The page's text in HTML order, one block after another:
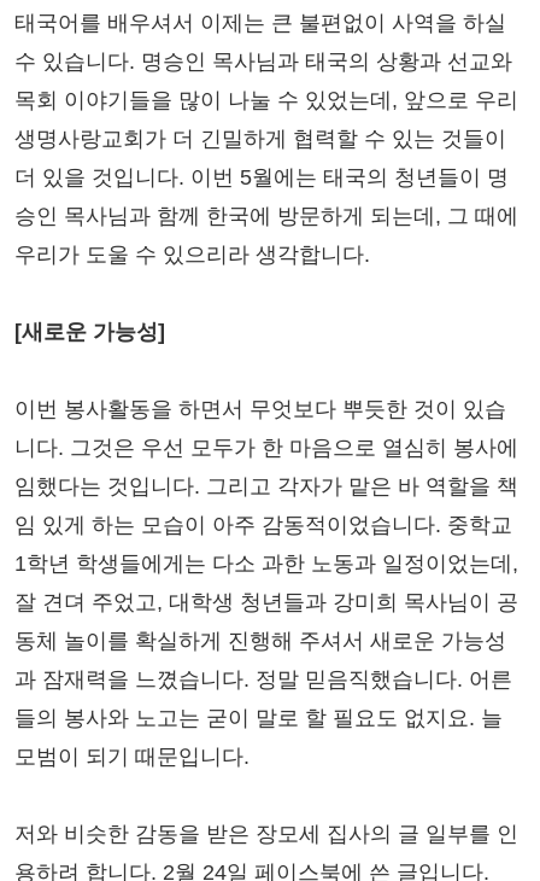
태국어를 배우셔서 이제는 큰 불편없이 사역을 하실
수 있습니다. 명승인 목사님과 태국의 상황과 선교와
목회 이야기들을 많이 나눌 수 있었는데, 앞으로 우리
생명사랑교회가 더 긴밀하게 협력할 수 있는 것들이
더 있을 것입니다. 이번 5월에는 태국의 청년들이 명
승인 목사님과 함께 한국에 방문하게 되는데, 그 때에
우리가 도울 수 있으리라 생각합니다.
[새로운 가능성]
이번 봉사활동을 하면서 무엇보다 뿌듯한 것이 있습
니다. 그것은 우선 모두가 한 마음으로 열심히 봉사에
임했다는 것입니다. 그리고 각자가 맡은 바 역할을 책
임 있게 하는 모습이 아주 감동적이었습니다. 중학교
1학년 학생들에게는 다소 과한 노동과 일정이었는데,
잘 견뎌 주었고, 대학생 청년들과 강미희 목사님이 공
동체 놀이를 확실하게 진행해 주셔서 새로운 가능성
과 잠재력을 느꼈습니다. 정말 믿음직했습니다. 어른
들의 봉사와 노고는 굳이 말로 할 필요도 없지요. 늘
모범이 되기 때문입니다.
저와 비슷한 감동을 받은 장모세 집사의 글 일부를 인
용하려 합니다. 2월 24일 페이스북에 쓴 글입니다.